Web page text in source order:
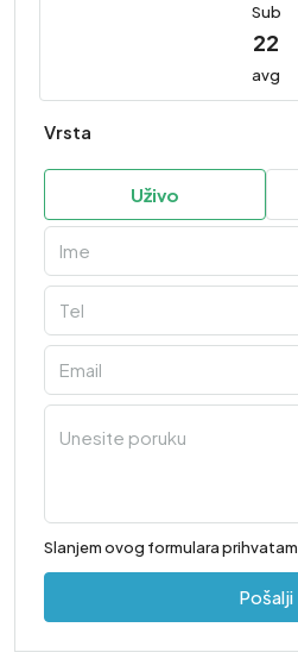
Sub
22
avg
Vrsta
Uživo
Slanjem ovog formulara prihvatam
Pošalji